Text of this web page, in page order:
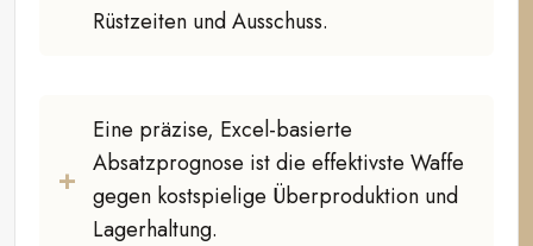
Rüstzeiten und Ausschuss.
Eine präzise, Excel-basierte
Absatzprognose ist die effektivste Waffe
gegen kostspielige Überproduktion und
Lagerhaltung.